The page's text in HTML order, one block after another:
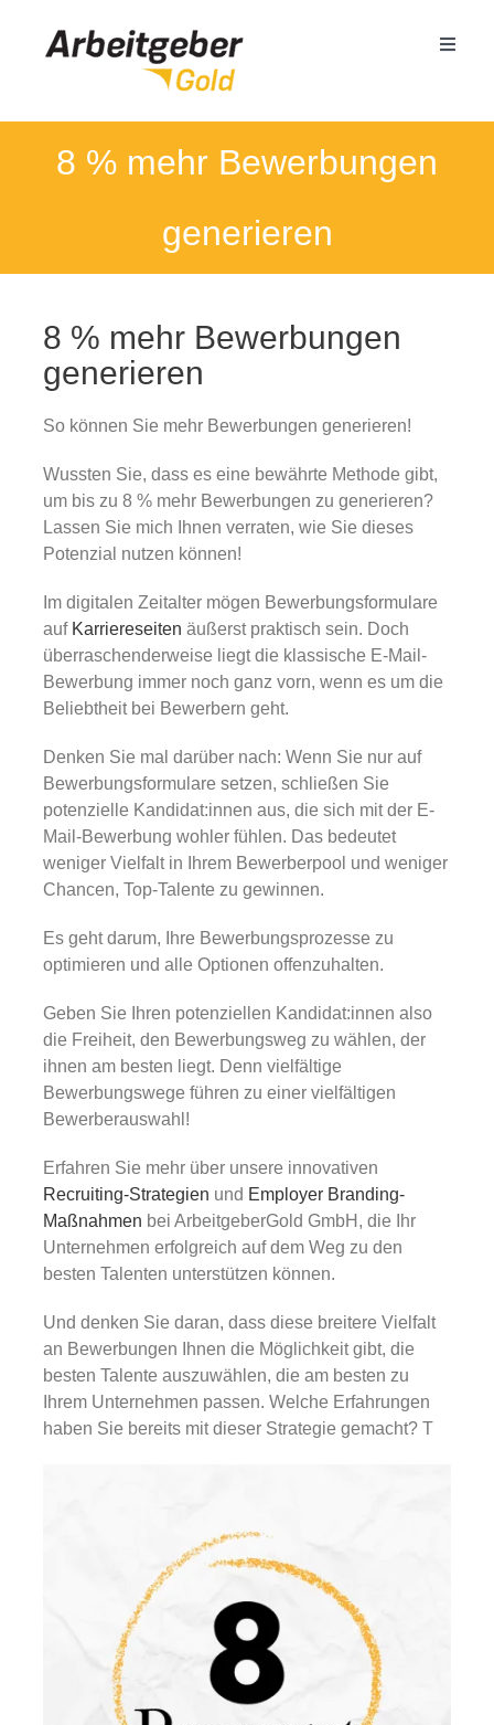
Toggle
Seminare
Referenzen
Gold
Karriere
8 % mehr Bewerbungen
generieren
8 % mehr Bewerbungen
generieren
So können Sie mehr Bewerbungen generieren!
Wussten Sie, dass es eine bewährte Methode gibt,
um bis zu 8 % mehr Bewerbungen zu generieren?
Lassen Sie mich Ihnen verraten, wie Sie dieses
Potenzial nutzen können!
Im digitalen Zeitalter mögen Bewerbungsformulare
auf Karriereseiten äußerst praktisch sein. Doch
überraschenderweise liegt die klassische E-Mail-
Bewerbung immer noch ganz vorn, wenn es um die
Beliebtheit bei Bewerbern geht.
Denken Sie mal darüber nach: Wenn Sie nur auf
Bewerbungsformulare setzen, schließen Sie
potenzielle Kandidat:innen aus, die sich mit der E-
Mail-Bewerbung wohler fühlen. Das bedeutet
weniger Vielfalt in Ihrem Bewerberpool und weniger
Chancen, Top-Talente zu gewinnen.
Es geht darum, Ihre Bewerbungsprozesse zu
optimieren und alle Optionen offenzuhalten.
Geben Sie Ihren potenziellen Kandidat:innen also
die Freiheit, den Bewerbungsweg zu wählen, der
ihnen am besten liegt. Denn vielfältige
Bewerbungswege führen zu einer vielfältigen
Bewerberauswahl!
Erfahren Sie mehr über unsere innovativen
Recruiting-Strategien und Employer Branding-
Maßnahmen bei ArbeitgeberGold GmbH, die Ihr
Unternehmen erfolgreich auf dem Weg zu den
besten Talenten unterstützen können.
Und denken Sie daran, dass diese breitere Vielfalt
an Bewerbungen Ihnen die Möglichkeit gibt, die
besten Talente auszuwählen, die am besten zu
Ihrem Unternehmen passen. Welche Erfahrungen
haben Sie bereits mit dieser Strategie gemacht? T